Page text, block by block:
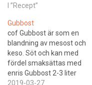
I ”Recept”
Gubbost
cof Gubbost är som en
blandning av mesost och
keso. Söt och kan med
fördel smaksättas med
enris Gubbost 2-3 liter
komjölk (separerad) 1 tsk
2019-03-27